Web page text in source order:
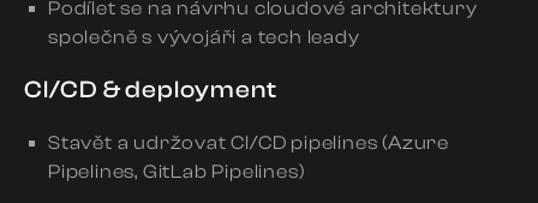
Podílet se na návrhu cloudové architektury
společně s vývojáři a tech leady
CI/CD & deployment
Stavět a udržovat CI/CD pipelines (Azure
Pipelines, GitLab Pipelines)